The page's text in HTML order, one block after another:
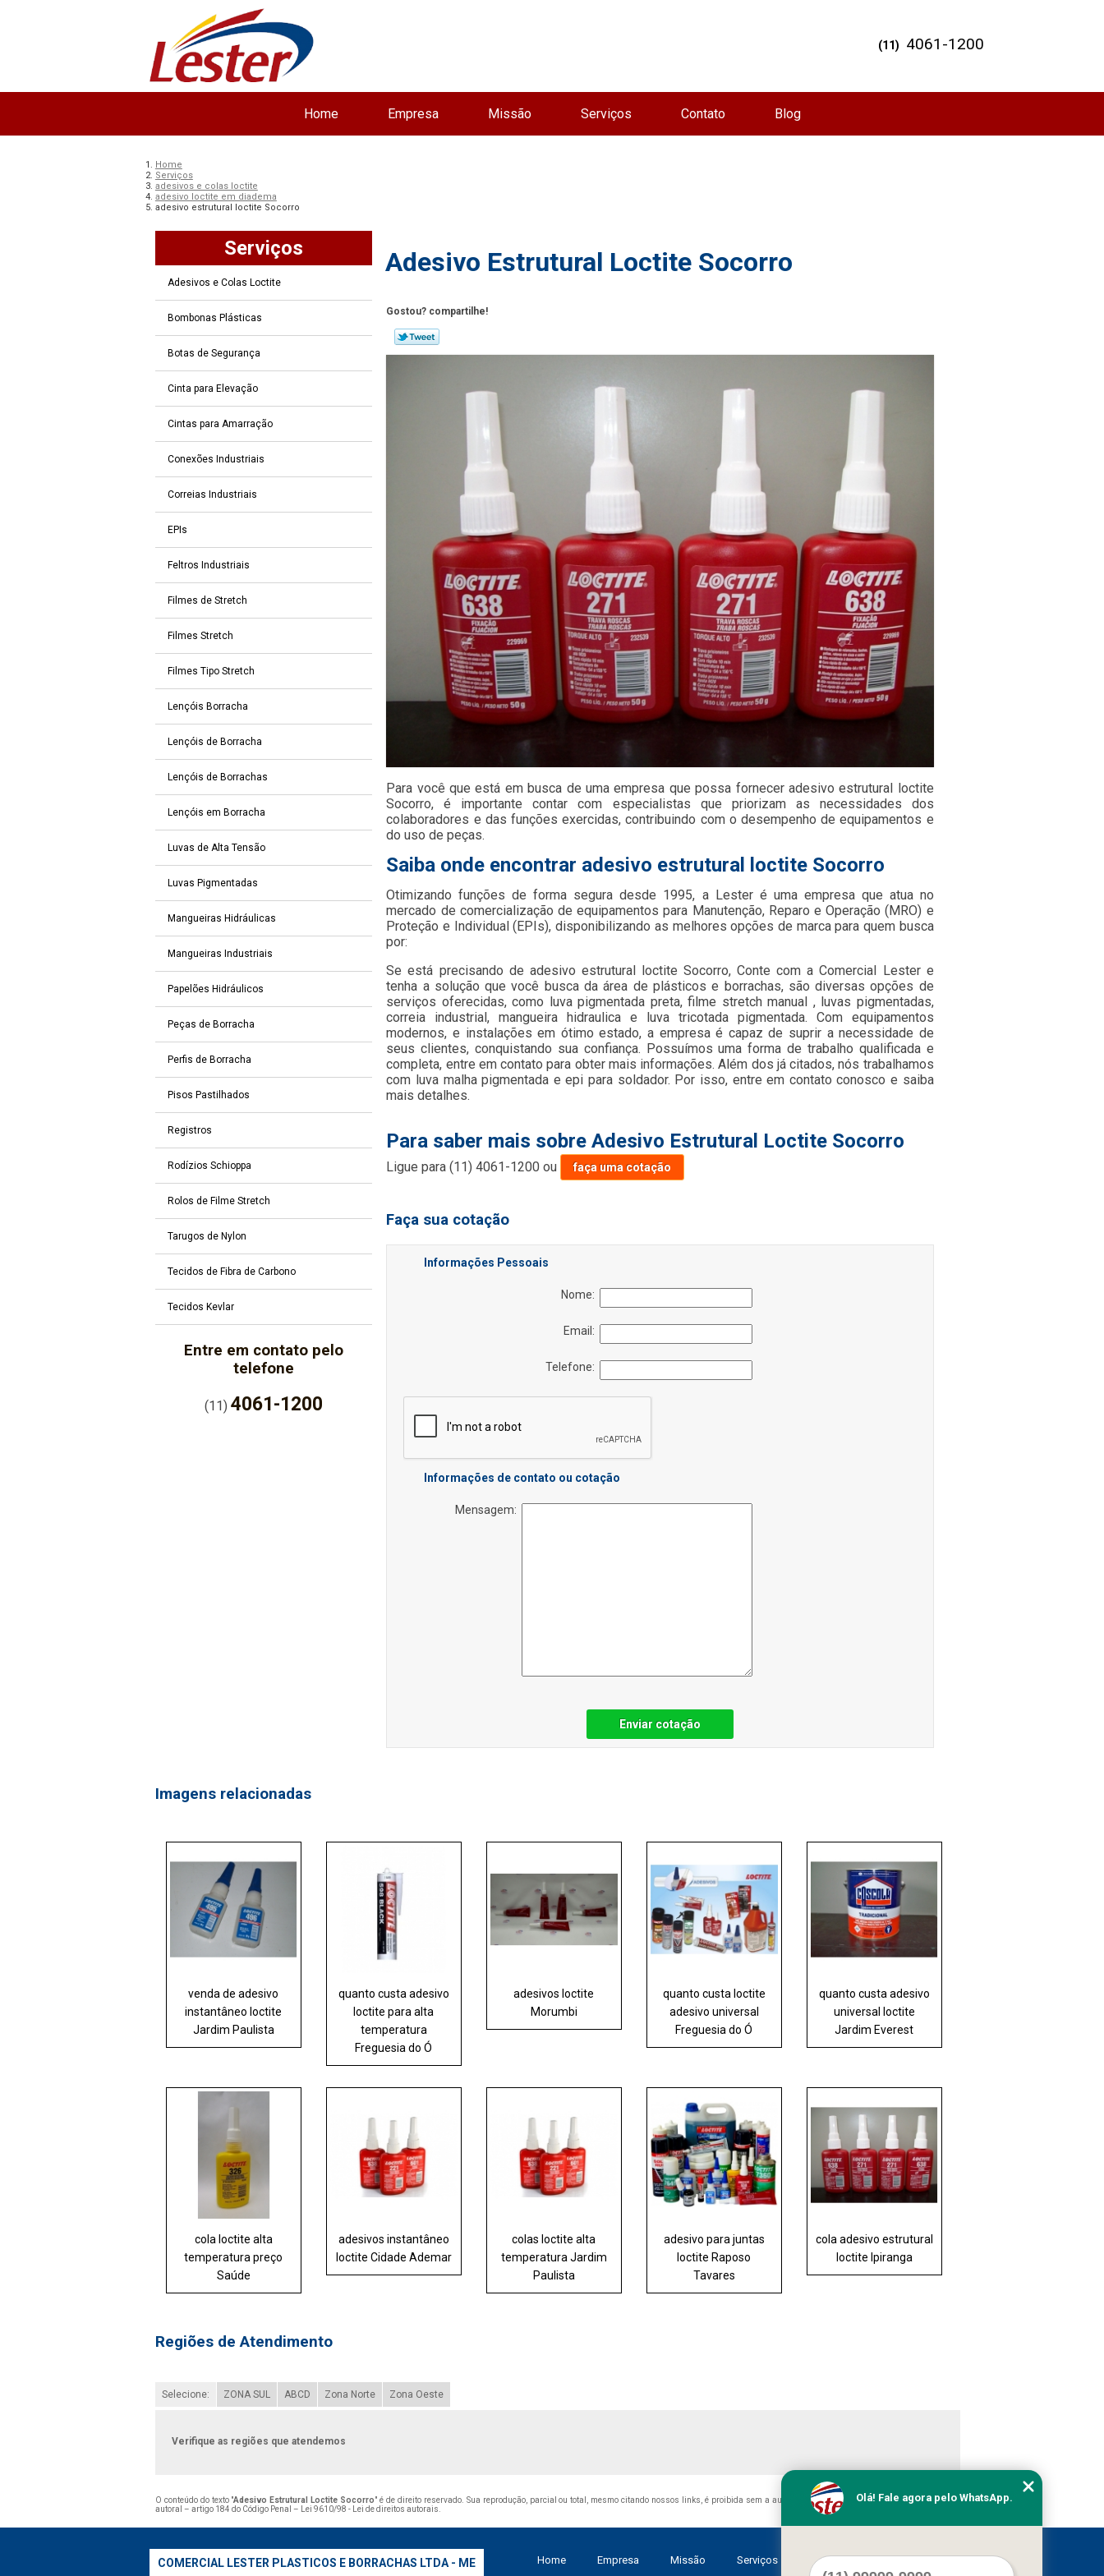
Home Empresa Missão Serviços Contato Blog
(11) 4061-1200
Home
Serviços
adesivos e colas loctite
adesivo loctite em diadema
adesivo estrutural loctite Socorro
Serviços
Adesivos e Colas Loctite
Bombonas Plásticas
Botas de Segurança
Cinta para Elevação
Cintas para Amarração
Conexões Industriais
Correias Industriais
EPIs
Feltros Industriais
Filmes de Stretch
Filmes Stretch
Filmes Tipo Stretch
Lençóis Borracha
Lençóis de Borracha
Lençóis de Borrachas
Lençóis em Borracha
Luvas de Alta Tensão
Luvas Pigmentadas
Mangueiras Hidráulicas
Mangueiras Industriais
Papelões Hidráulicos
Peças de Borracha
Perfis de Borracha
Pisos Pastilhados
Registros
Rodízios Schioppa
Rolos de Filme Stretch
Tarugos de Nylon
Tecidos de Fibra de Carbono
Tecidos Kevlar
Entre em contato pelo
telefone
(11)4061-1200
Adesivo Estrutural Loctite Socorro
Gostou? compartilhe!
Para você que está em busca de uma empresa que possa fornecer adesivo estrutural loctite
Socorro, é importante contar com especialistas que priorizam as necessidades dos
colaboradores e das funções exercidas, contribuindo com o desempenho de equipamentos e
do uso de peças.
Saiba onde encontrar adesivo estrutural loctite Socorro
Otimizando funções de forma segura desde 1995, a Lester é uma empresa que atua no
mercado de comercialização de equipamentos para Manutenção, Reparo e Operação (MRO) e
Proteção e Individual (EPIs), disponibilizando as melhores opções de marca para quem busca
por:
Se está precisando de adesivo estrutural loctite Socorro, Conte com a Comercial Lester e
tenha a solução que você busca da área de plásticos e borrachas, são diversas opções de
serviços oferecidas, como luva pigmentada preta, filme stretch manual , luvas pigmentadas,
correia industrial, mangueira hidraulica e luva tricotada pigmentada. Com equipamentos
modernos, e instalações em ótimo estado, a empresa é capaz de suprir a necessidade de
seus clientes, conquistando sua confiança. Possuímos uma forma de trabalho qualificada e
completa, entre em contato para obter mais informações. Além dos já citados, nós trabalhamos
com luva malha pigmentada e epi para soldador. Por isso, entre em contato conosco e saiba
mais detalhes.
Para saber mais sobre Adesivo Estrutural Loctite Socorro
Ligue para(11) 4061-1200 ou faça uma cotação
Faça sua cotação
Informações Pessoais
Nome:
Email:
Telefone:
Informações de contato ou cotação
Mensagem:
Enviar cotação
Imagens relacionadas
venda de adesivo
instantâneo loctite
Jardim Paulista
quanto custa adesivo
loctite para alta
temperatura
Freguesia do Ó
adesivos loctite
Morumbi
quanto custa loctite
adesivo universal
Freguesia do Ó
quanto custa adesivo
universal loctite
Jardim Everest
cola loctite alta
temperatura preço
Saúde
adesivos instantâneo
loctite Cidade Ademar
colas loctite alta
temperatura Jardim
Paulista
adesivo para juntas
loctite Raposo
Tavares
cola adesivo estrutural
loctite Ipiranga
Regiões de Atendimento
Selecione: ZONA SUL ABCD Zona Norte Zona Oeste
Verifique as regiões que atendemos
O conteúdo do texto "Adesivo Estrutural Loctite Socorro" é de direito reservado. Sua reprodução, parcial ou total, mesmo citando nossos links, é proibida sem a autorização do autor. Crime de violação de direito
autoral – artigo 184 do Código Penal –
Lei 9610/98 - Lei de direitos autorais
COMERCIAL LESTER PLASTICOS E BORRACHAS LTDA - ME Home Empresa Missão Serviços Contato Mapa do site
Olá! Fale agora pelo WhatsApp.